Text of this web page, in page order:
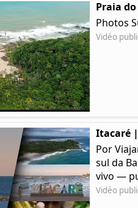
Praia
Photos
Vidéo
Itacaré
Por
sul da
vivo —
Vidéo